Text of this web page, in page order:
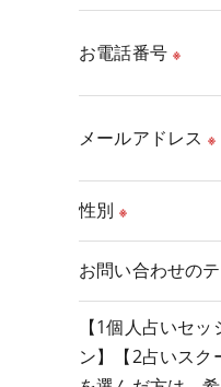
お電話番号 ※
メールアドレス ※
性別 ※
お問い合わせの
【1個人占いセッ
ン】【2占いスク